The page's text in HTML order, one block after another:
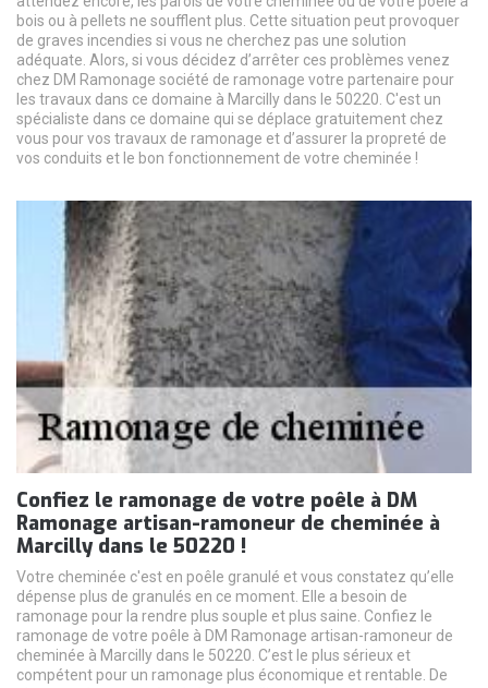
bois ou à pellets ne soufflent plus. Cette situation peut provoquer
de graves incendies si vous ne cherchez pas une solution
adéquate. Alors, si vous décidez d’arrêter ces problèmes venez
chez DM Ramonage société de ramonage votre partenaire pour
les travaux dans ce domaine à Marcilly dans le 50220. C'est un
spécialiste dans ce domaine qui se déplace gratuitement chez
vous pour vos travaux de ramonage et d’assurer la propreté de
vos conduits et le bon fonctionnement de votre cheminée !
Confiez le ramonage de votre poêle à DM
Ramonage artisan-ramoneur de cheminée à
Marcilly dans le 50220 !
Votre cheminée c'est en poêle granulé et vous constatez qu’elle
dépense plus de granulés en ce moment. Elle a besoin de
ramonage pour la rendre plus souple et plus saine. Confiez le
ramonage de votre poêle à DM Ramonage artisan-ramoneur de
cheminée à Marcilly dans le 50220. C’est le plus sérieux et
compétent pour un ramonage plus économique et rentable. De